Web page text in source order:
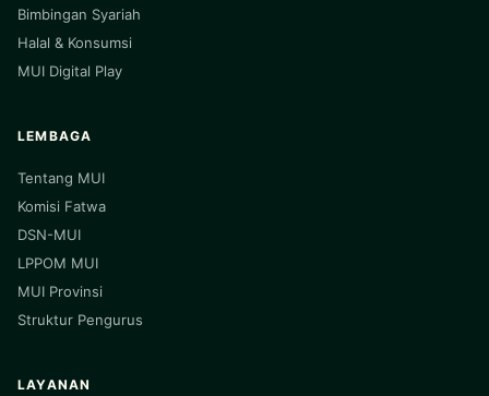
Bimbingan Syariah
Halal & Konsumsi
MUI Digital Play
LEMBAGA
Tentang MUI
Komisi Fatwa
DSN-MUI
LPPOM MUI
MUI Provinsi
Struktur Pengurus
LAYANAN